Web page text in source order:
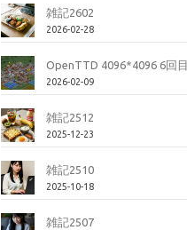
雑記2602
2026-02-28
OpenTTD 4096*4096 6回目
2026-02-09
雑記2512
2025-12-23
雑記2510
2025-10-18
雑記2507